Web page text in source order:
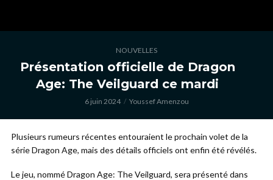
NOUVELLES
Présentation officielle de Dragon
Age: The Veilguard ce mardi
6 juin 2024 Youssef Amenzou
Plusieurs rumeurs récentes entouraient le prochain volet de la
série Dragon Age, mais des détails officiels ont enfin été révélés.
Le jeu, nommé Dragon Age: The Veilguard, sera présenté dans